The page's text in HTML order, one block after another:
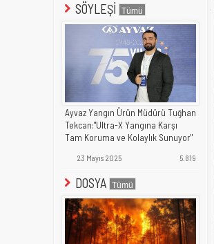
SÖYLEŞİ
Ayvaz Yangın Ürün Müdürü Tuğhan
Tekcan:"Ultra-X Yangına Karşı
Tam Koruma ve Kolaylık Sunuyor"
23 Mayıs 2025 5.819
DOSYA